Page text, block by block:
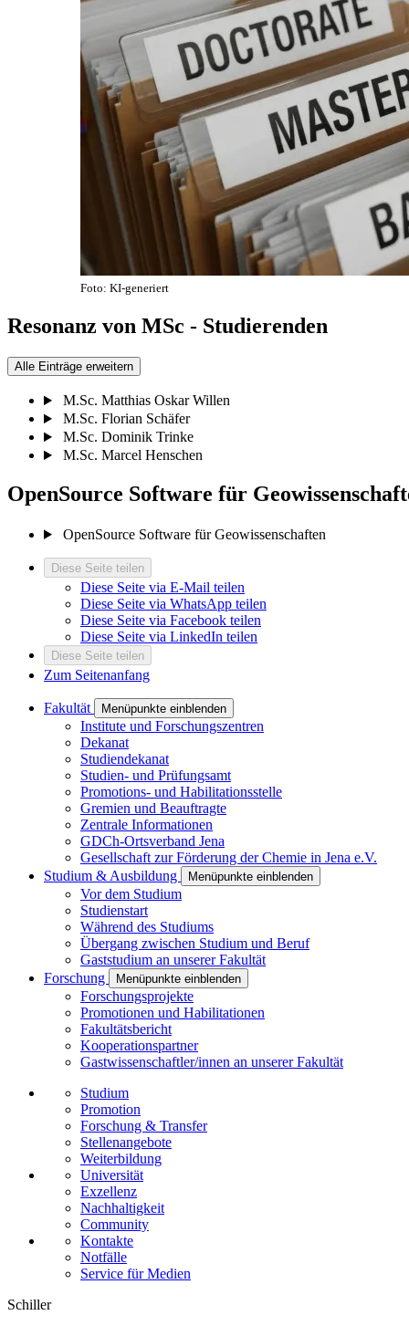
Foto: KI-generiert
Resonanz von MSc - Studierenden
Alle Einträge erweitern
M.Sc. Matthias Oskar Willen
M.Sc. Florian Schäfer
M.Sc. Dominik Trinke
M.Sc. Marcel Henschen
OpenSource Software für
OpenSource Software für Geowissenschaften
Diese Seite teilen
Diese Seite via E-Mail teilen
Diese Seite via WhatsApp teilen
Diese Seite via Facebook teilen
Diese Seite via LinkedIn teilen
Diese Seite teilen
Zum Seitenanfang
Fakultät Menüpunkte einblenden
Institute und Forschungszentren
Dekanat
Studiendekanat
Studien- und Prüfungsamt
Promotions- und Habilitationsstelle
Gremien und Beauftragte
Zentrale Informationen
GDCh-Ortsverband Jena
Gesellschaft zur Förderung der Chemie in Jena e.V.
Studium & Ausbildung
Menüpunkte einblenden
Vor dem Studium
Studienstart
Während des Studiums
Übergang zwischen Studium und Beruf
Gaststudium an unserer Fakultät
Forschung
Menüpunkte einblenden
Forschungsprojekte
Promotionen und Habilitationen
Fakultätsbericht
Kooperationspartner
Gastwissenschaftler/innen an unserer Fakultät
Studium
Promotion
Forschung & Transfer
Stellenangebote
Weiterbildung
Universität
Exzellenz
Nachhaltigkeit
Community
Kontakte
Notfälle
Service für Medien
Schiller